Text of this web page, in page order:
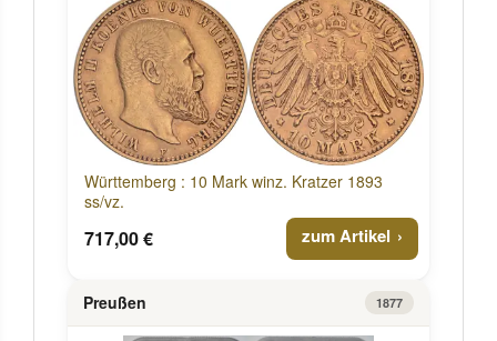
Württemberg : 10 Mark winz. Kratzer 1893
ss/vz.
717,00 € zum Artikel
Preußen 1877